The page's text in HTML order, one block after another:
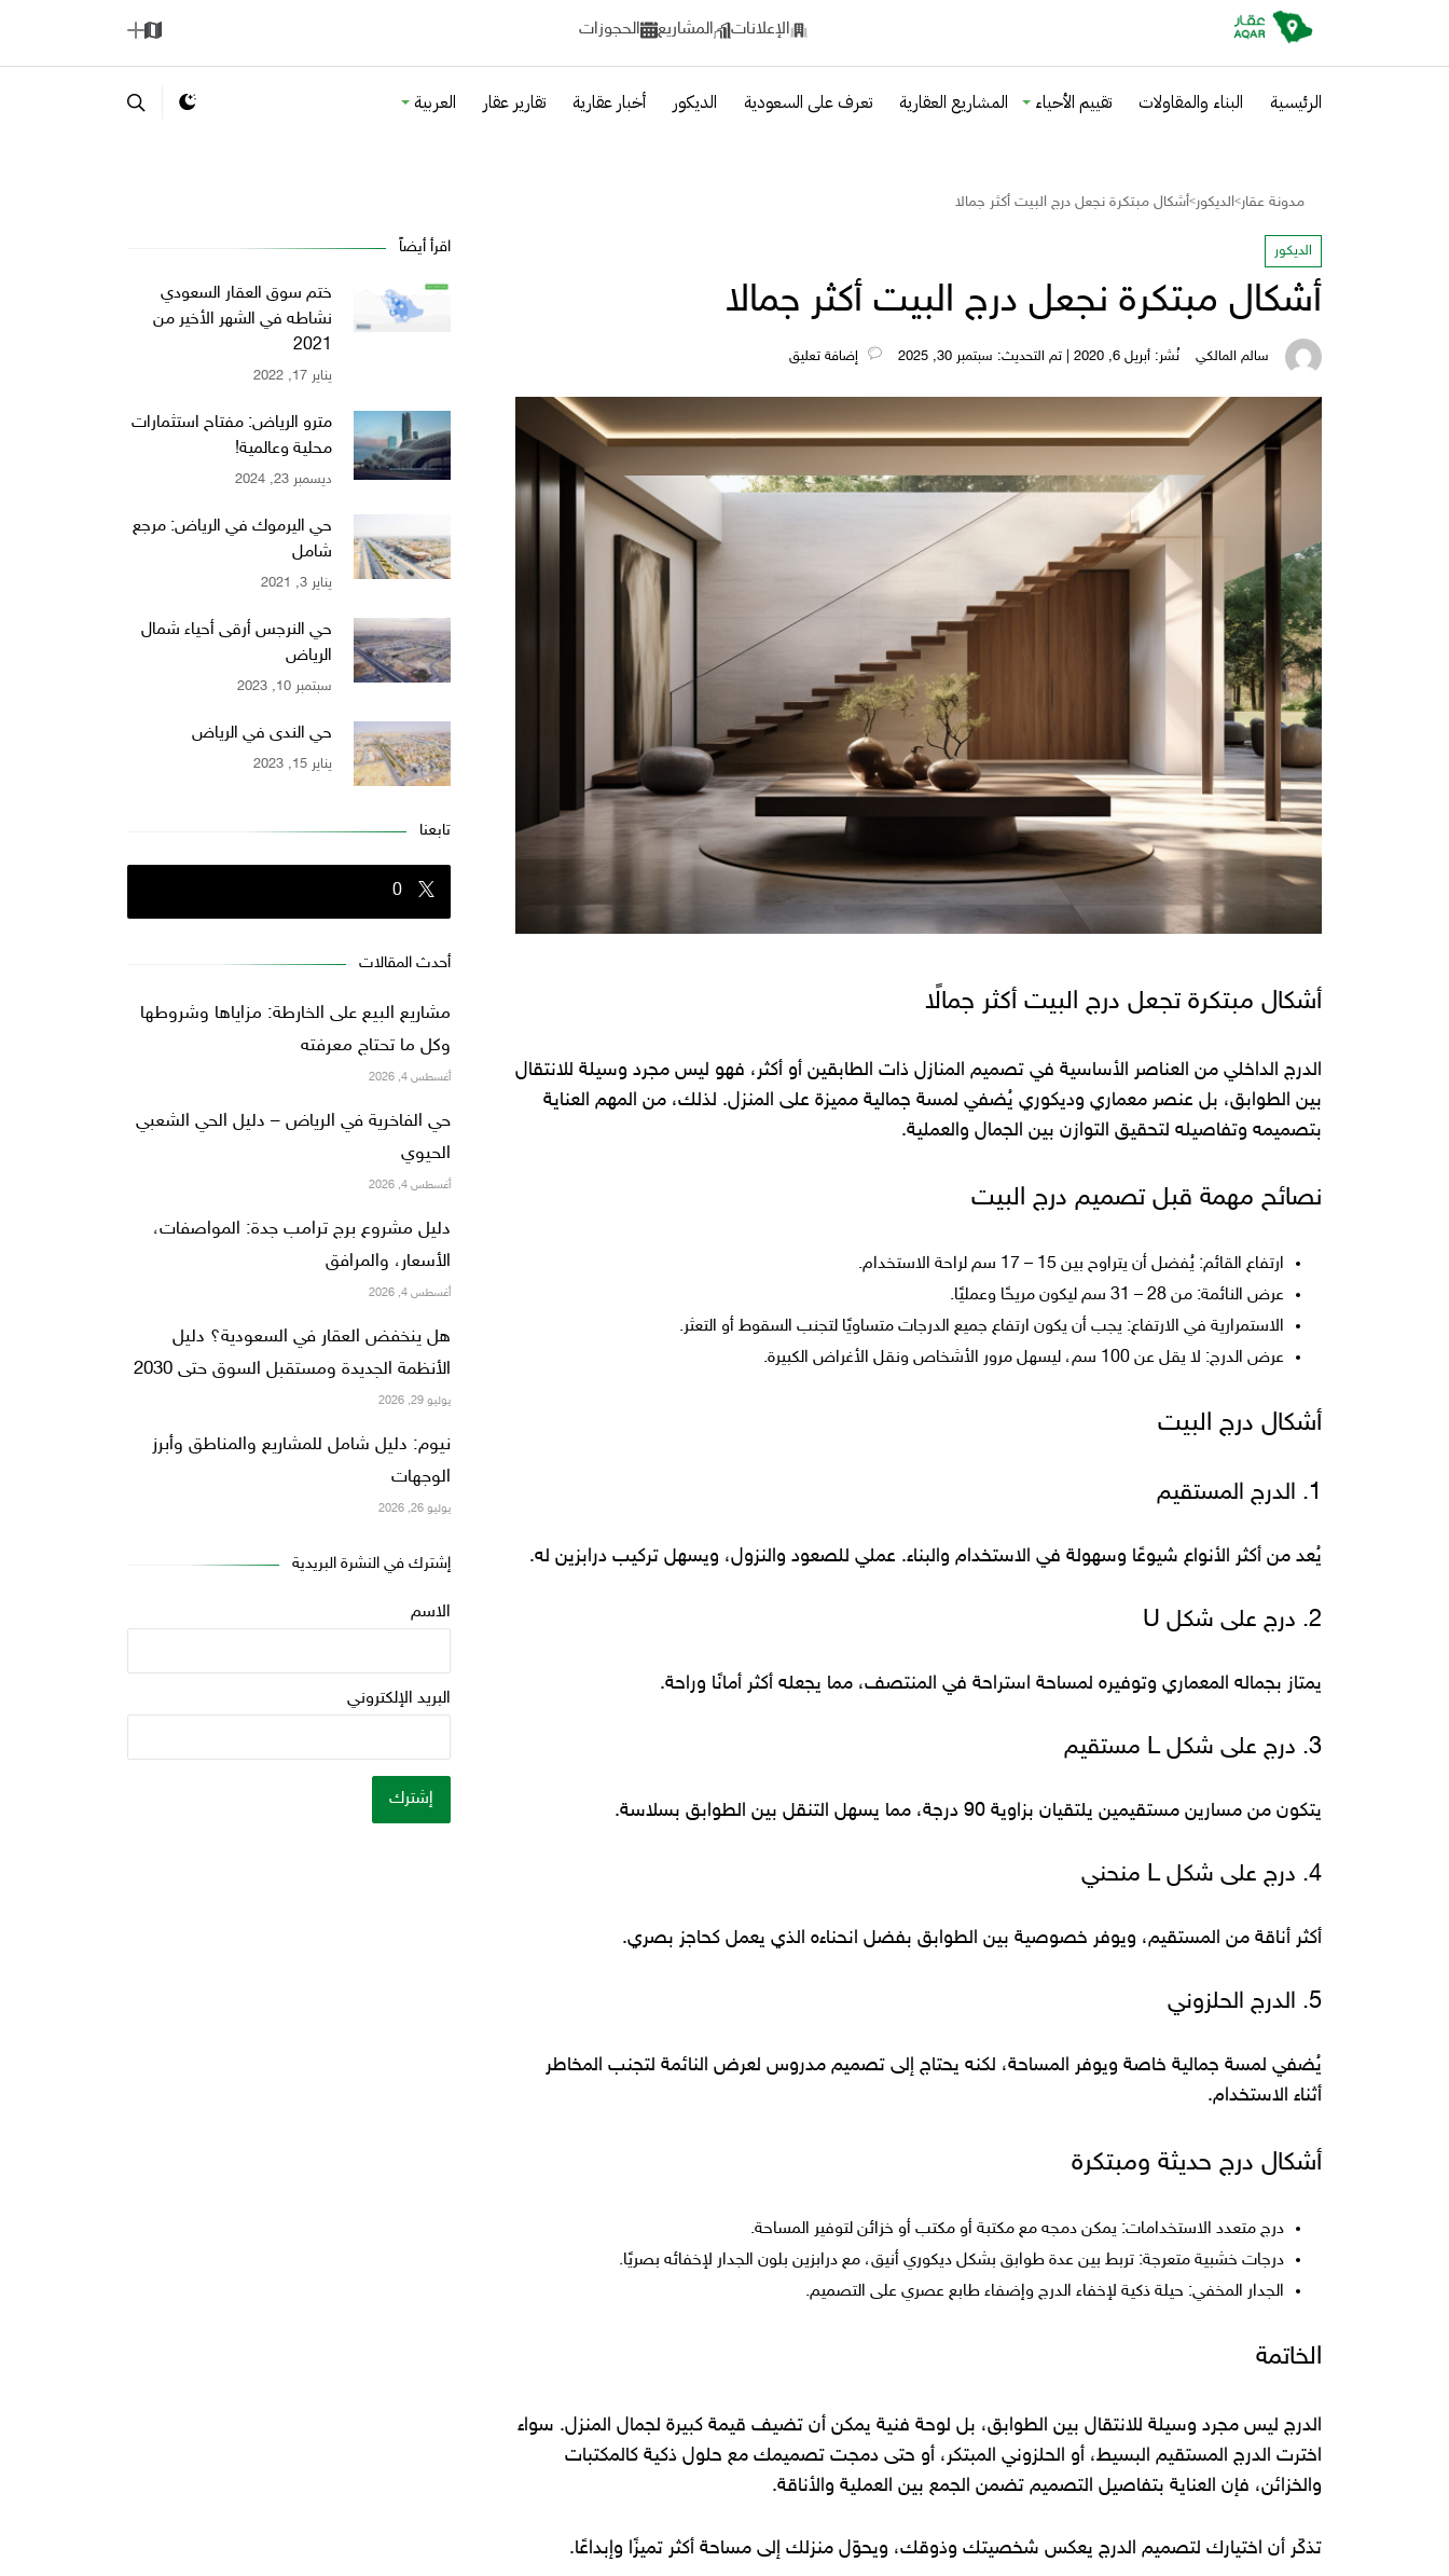
الإعلانات المشاريع الحجوزات
ا
ا
الرئيسية البناء والمقاولات تقييم الأحياء المشاريع العقارية تعرف على السعودية الديكور أخبار عقارية تقارير عقار العربية
مدونة عقار>الديكور>أشكال مبتكرة نجعل درج البيت أكثر جمالا
الديكور
أشكال مبتكرة نجعل درج البيت أكثر جمالا
سالم المالكي نُشر: أبريل 6, 2020 | تم التحديث: سبتمبر 30, 2025
أشكال مبتكرة تجعل درج البيت أكثر جمالًا
الدرج الداخلي من العناصر الأساسية في تصميم المنازل ذات الطابقين أو أكثر، فهو ليس مجرد وسيلة للانتقال
بين الطوابق، بل عنصر معماري وديكوري يُضفي لمسة جمالية مميزة على المنزل. لذلك، من المهم العناية
بتصميمه وتفاصيله لتحقيق التوازن بين الجمال والعملية.
نصائح مهمة قبل تصميم درج البيت
ارتفاع القائم: يُفضل أن يتراوح بين 15 – 17 سم لراحة الاستخدام.
عرض النائمة: من 28 – 31 سم ليكون مريحًا وعمليًا.
الاستمرارية في الارتفاع: يجب أن يكون ارتفاع جميع الدرجات متساويًا لتجنب السقوط أو التعثر.
عرض الدرج: لا يقل عن 100 سم، ليسهل مرور الأشخاص ونقل الأغراض الكبيرة.
أشكال درج البيت
1. الدرج المستقيم
يُعد من أكثر الأنواع شيوعًا وسهولة في الاستخدام والبناء. عملي للصعود والنزول، ويسهل تركيب درابزين له.
2. درج على شكل U
يمتاز بجماله المعماري وتوفيره لمساحة استراحة في المنتصف، مما يجعله أكثر أمانًا وراحة.
3. درج على شكل L مستقيم
يتكون من مسارين مستقيمين يلتقيان بزاوية 90 درجة، مما يسهل التنقل بين الطوابق بسلاسة.
4. درج على شكل L منحني
أكثر أناقة من المستقيم، ويوفر خصوصية بين الطوابق بفضل انحناءه الذي يعمل كحاجز بصري.
5. الدرج الحلزوني
يُضفي لمسة جمالية خاصة ويوفر المساحة، لكنه يحتاج إلى تصميم مدروس لعرض النائمة لتجنب المخاطر
أثناء الاستخدام.
أشكال درج حديثة ومبتكرة
درج متعدد الاستخدامات: يمكن دمجه مع مكتبة أو مكتب أو خزائن لتوفير المساحة.
درجات خشبية متعرجة: تربط بين عدة طوابق بشكل ديكوري أنيق، مع درابزين بلون الجدار لإخفائه بصريًا.
الجدار المخفي: حيلة ذكية لإخفاء الدرج وإضفاء طابع عصري على التصميم.
الخاتمة
الدرج ليس مجرد وسيلة للانتقال بين الطوابق، بل لوحة فنية يمكن أن تضيف قيمة كبيرة لجمال المنزل. سواء
اخترت الدرج المستقيم البسيط، أو الحلزوني المبتكر، أو حتى دمجت تصميمك مع حلول ذكية كالمكتبات
والخزائن، فإن العناية بتفاصيل التصميم تضمن الجمع بين العملية والأناقة.
تذكّر أن اختيارك لتصميم الدرج يعكس شخصيتك وذوقك، ويحوّل منزلك إلى مساحة أكثر تميزًا وإبداعًا.
اقرأ أيضاً
ختم سوق العقار السعودي
نشاطه في الشهر الأخير من
2021
يناير 17, 2022
مترو الرياض: مفتاح استثمارات
محلية وعالمية!
ديسمبر 23, 2024
حي اليرموك في الرياض: مرجع
شامل
يناير 3, 2021
حي النرجس أرقى أحياء شمال
الرياض
سبتمبر 10, 2023
حي الندى في الرياض
يناير 15, 2023
تابعنا
0
أحدث المقالات
مشاريع البيع على الخارطة: مزاياها وشروطها
وكل ما تحتاج معرفته
أغسطس 4, 2026
حي الفاخرية في الرياض – دليل الحي الشعبي
الحيوي
أغسطس 4, 2026
دليل مشروع برج ترامب جدة: المواصفات،
الأسعار، والمرافق
أغسطس 4, 2026
هل ينخفض العقار في السعودية؟ دليل
الأنظمة الجديدة ومستقبل السوق حتى 2030
يوليو 29, 2026
نيوم: دليل شامل للمشاريع والمناطق وأبرز
الوجهات
يوليو 26, 2026
إشترك في النشرة البريدية
الاسم
البريد الإلكتروني